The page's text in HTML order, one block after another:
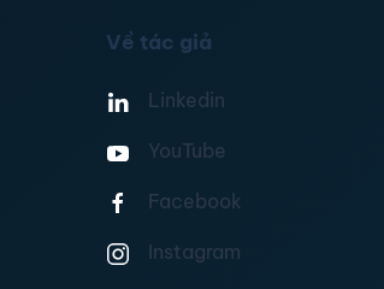
Về tác giả
Linkedin
YouTube
Facebook
Instagram